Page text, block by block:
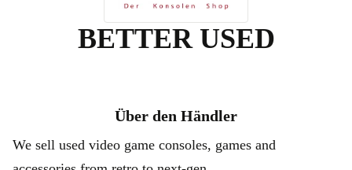
BETTER USED
Über den Händler
We sell used video game consoles, games and